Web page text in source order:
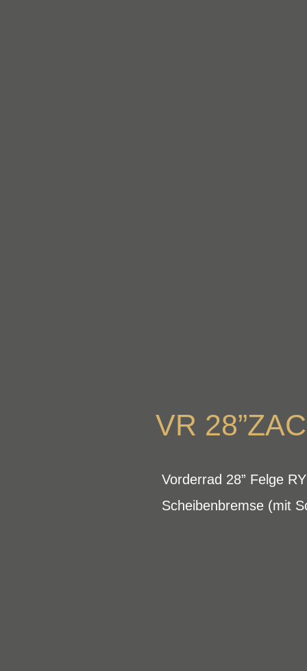
VR
Vorderrad 28” Felge
Scheibenbremse (mit